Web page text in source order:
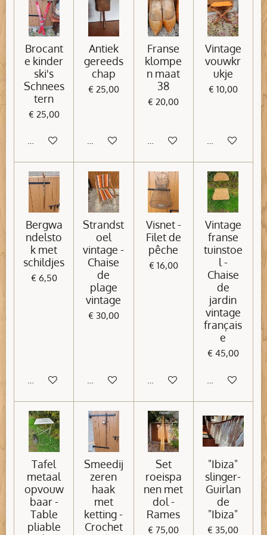
Brocant
e kinder
ski's
Schnees
tern
€ 25,00
In winkelwagen
Antiek
gereeds
chap
€ 25,00
In winkelwagen
Franse
klompe
n maat
38
€ 20,00
In winkelwagen
Vintage
vouwkr
ukje
€ 10,00
In
Bergwa
ndelsto
k met
schildjes
€ 6,50
In winkelwagen
Strandst
oel
vintage -
Chaise
de
plage
vintage
€ 30,00
In winkelwagen
Visnet -
Filet de
pêche
€ 16,00
In winkelwagen
Vintage
franse
tuinstoe
l -
Chaise
de
jardin
vintage
français
e
€ 45,00
In
Tafel
metaal
opvouw
baar -
Table
pliable
Smeedij
zeren
haak
met
ketting -
Crochet
Set
roeispa
nen met
dol -
Rames
€ 75,00
"Ibiza"
slinger-
Guirlan
de
"Ibiza"
€ 35,00